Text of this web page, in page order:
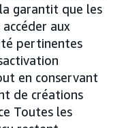
garantit que les
aux
pertinentes
en conservant
de créations
Toutes les